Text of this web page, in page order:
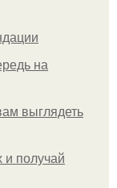
на
выглядеть
и получай